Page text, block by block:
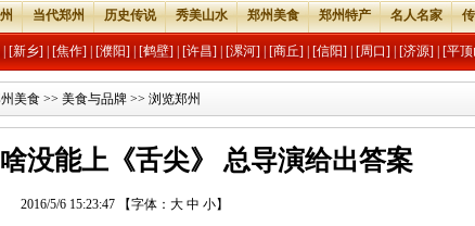
当代郑州 历史传说 秀美山水 郑州美食 郑州特产 名人名家
[新乡] [焦作] [濮阳] [鹤壁] [许昌] [漯河] [商丘] [信阳] [周口] [济源] [平
美食 >> 美食与品牌 >> 浏览郑州
没能上《舌尖》 总导演给出答案
2016/5/6 15:23:47 【字体： 大 中 小】